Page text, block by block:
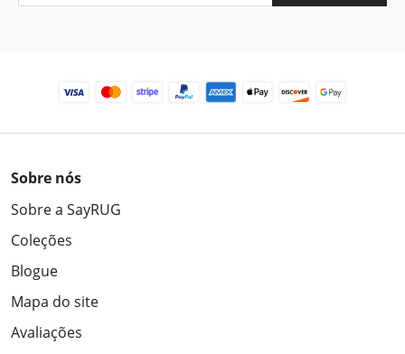
Sobre nós
Sobre a SayRUG
Coleções
Blogue
Mapa do site
Avaliações